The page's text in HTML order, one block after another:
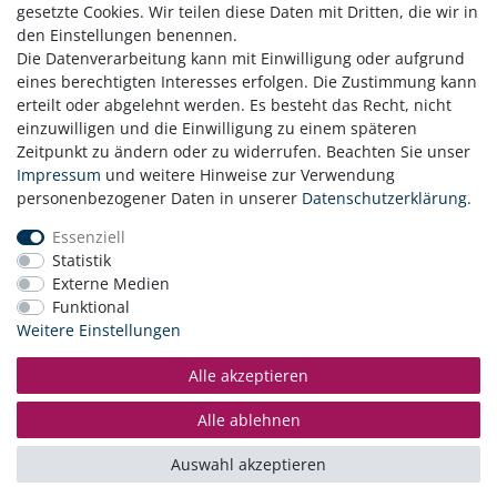
Zahlung
Versand
AGB
Hinweis zur Batterieentsorgung
Erklärung zur Barrierefreiheit
Kontakt
Vertrag widerrufen
© Copyright 2026 | Alle Rechte vorbehalten.
gesetzte Cookies. Wir teilen diese Daten mit Dritten, die wir in
den Einstellungen benennen.
Die Datenverarbeitung kann mit Einwilligung oder aufgrund
eines berechtigten Interesses erfolgen. Die Zustimmung kann
erteilt oder abgelehnt werden. Es besteht das Recht, nicht
einzuwilligen und die Einwilligung zu einem späteren
Zeitpunkt zu ändern oder zu widerrufen. Beachten Sie unser
Impressum und weitere Hinweise zur Verwendung
personenbezogener Daten in unserer Daten­schutz­erklärung.
Essenziell
Statistik
Externe Medien
Funktional
Weitere Einstellungen
Alle akzeptieren
Alle ablehnen
Auswahl akzeptieren